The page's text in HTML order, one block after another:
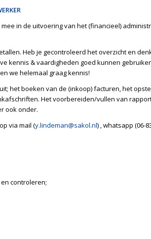
in de uitvoering van het (financieel)
Heb je gecontroleerd het overzicht en
kennis & vaardigheden goed kunnen
we helemaal graag kennis!
het boeken van de (inkoop) facturen, het
Het voorbereiden/vullen van
ook onder.
via mail (y.lindeman@sakol.nl) , whatsapp (06-
controleren;